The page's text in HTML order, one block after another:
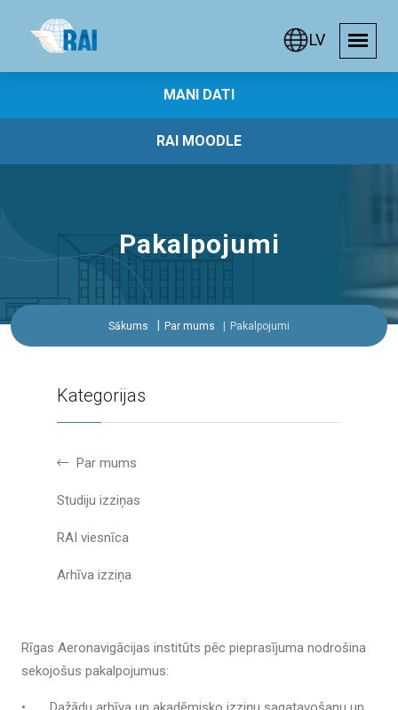
LV
MANI DATI
RAI MOODLE
Pakalpojumi
Sākums Par mums Pakalpojumi
Kategorijas
Par mums
Studiju izziņas
RAI viesnīca
Arhīva izziņa
Rīgas Aeronavigācijas institūts pēc pieprasījuma nodrošina
sekojošus pakalpojumus: